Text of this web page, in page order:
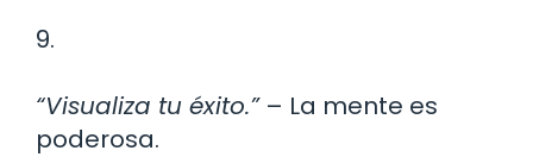
9.
“Visualiza tu éxito.”– La mente es
poderosa.